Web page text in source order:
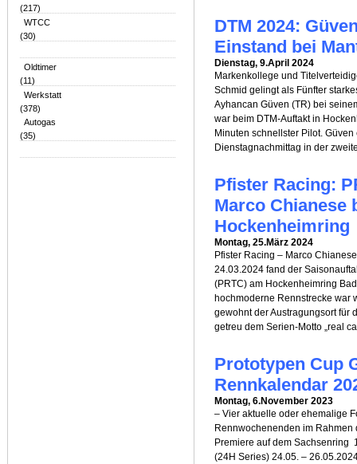
(217)
WTCC
(30)
Oldtimer
(11)
Werkstatt
(378)
Autogas
(35)
DTM 2024:
Einstand bei
Dienstag, 9.April 2024
Markenkollege und
Schmid gelingt als Fünfter
Ayhancan Güven (TR) bei
war beim DTM-Auftakt in
Minuten schnellster Pilot.
Dienstagnachmittag in der
Pfister Racing:
Marco Chianese
Hockenheimring
Montag, 25.März 2024
Pfister Racing – Marco
24.03.2024 fand der
(PRTC) am Hockenheimring
hochmoderne Rennstrecke war
gewohnt der Austragungsort für
getreu dem Serien-Motto „real
Prototypen Cup
Rennkalendar
Montag, 6.November 2023
– Vier aktuelle oder ehemalige
Rennwochenenden im
Premiere auf dem Sachsenring
(24H Series) 24.05. –